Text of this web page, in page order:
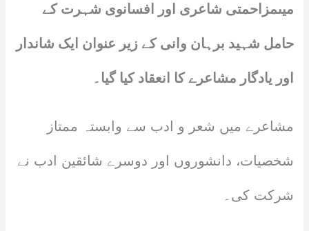
میںمزاحمتی شاعری اور افسانوی شہرت کے
حامل شہید برہان وانی کے زیر عنوان ایک شاندار
اور یادگار مشاعرے کا انعقاد کیا گیا۔
مشاعرے میں شعر و ادب سے وابستہ ممتاز
شخصیات، دانشوروں اور دوسرے شائقین ادب نے
شرکت کی۔